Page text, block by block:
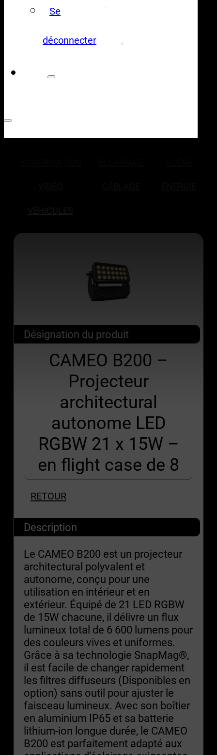
Se
déconnecter
Désignation du produit
CAMEO B200 –
Projecteur
architectural
autonome LED
RGBW 21 x 15W –
en flight case de 8
RETOUR
Description
Le CAMEO B200 est un projecteur
architectural polyvalent et
autonome, conçu pour une
utilisation en intérieur et en
extérieur. Équipé de 21 LED RGBW
de 15W chacune, il délivre un flux
lumineux total de 6 600 lumens pour
des couleurs vives et uniformes.
Grâce à sa technologie SnapMag®,
il est facile de changer rapidement
les filtres diffuseurs (Disponibles en
option) sans outil pour ajuster le
faisceau lumineux. Avec son boîtier
en aluminium IP65 et sa batterie
lithium-ion longue durée, le CAMEO
B200 est parfaitement adapté aux